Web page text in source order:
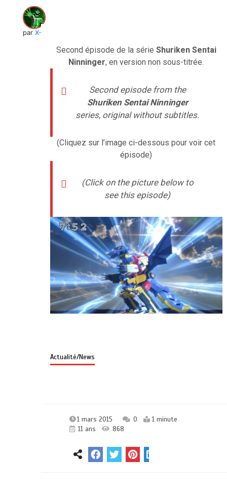
par X-Verine
Second épisode de la série Shuriken Sentai
Ninninger, en version non sous-titrée.
Secondepisode from the
Shuriken Sentai Ninninger
series, original without subtitles.
(Cliquez sur l’image ci-dessous pour voir cet
épisode)
(Click on the picture below to
see this episode)
Actualité/News
1 mars 2015 0
1 minute
11 ans
868